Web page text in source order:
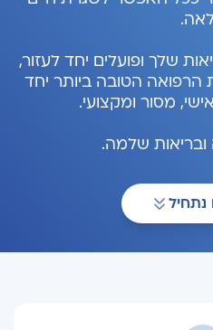
שלך ופועלים יחד לעזור,
הרפואה הטובה ביותר יחד
מסור ומקצועי.
שלמה.
נתחיל